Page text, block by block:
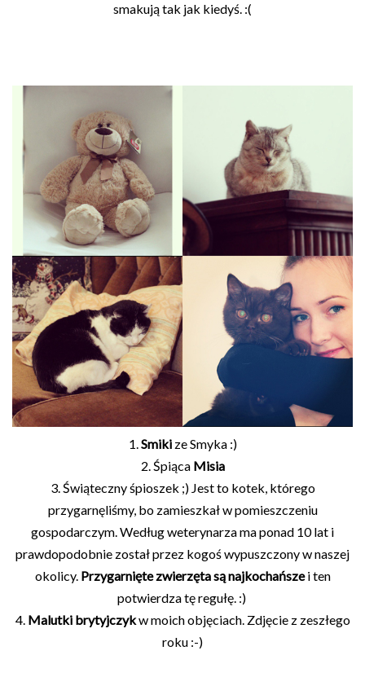
smakują tak jak kiedyś. :(
1.Smikize Smyka :)
2. Śpiąca Misia
3. Świąteczny śpioszek ;) Jest to kotek, którego
przygarnęliśmy, bo zamieszkał w pomieszczeniu
gospodarczym. Według weterynarza ma ponad 10 lat i
prawdopodobnie został przez kogoś wypuszczony w naszej
okolicy. Przygarnięte zwierzęta są najkochańszei ten
potwierdza tę regułę. :)
4. Malutki brytyjczykw moich objęciach. Zdjęcie z zeszłego
roku :-)